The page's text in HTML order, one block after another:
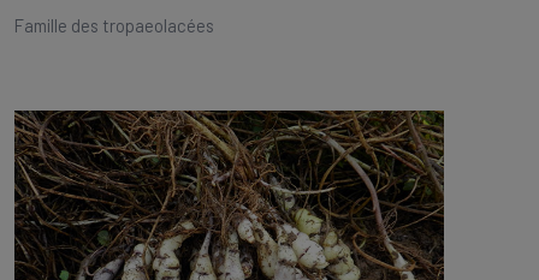
Famille des tropaeolacées